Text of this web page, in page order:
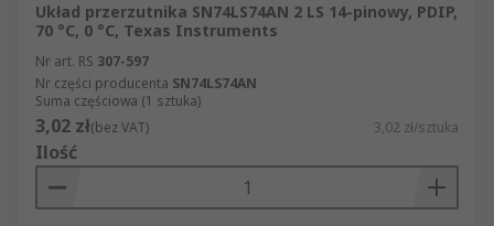
Układ przerzutnika SN74LS74AN 2 LS 14-pinowy, PDIP,
70 °C, 0 °C, Texas Instruments
Nr art. RS 307-597
Nr części producenta SN74LS74AN
Suma częściowa (1 sztuka)
3,02 zł(bez VAT) 3,02 zł/sztuka
Ilość